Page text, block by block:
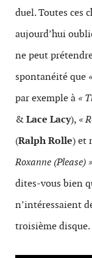
duel. Toutes ces
aujourd’hui
ne peut
spontanéité que
par exemple à «
&Lace Lacy), «
(Ralph Rolle) et
Roxanne (Please) »
dites-vous bien
n’intéressaient
troisième disque.